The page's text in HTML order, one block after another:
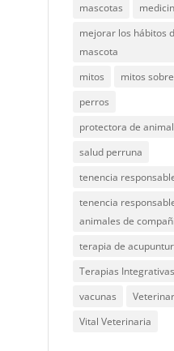
mascotas
mejorar los hábitos
mascota
mitos
mitos
perros
protectora de
salud perruna
tenencia
tenencia
animales de
terapia de
Terapias Integrativas
vacunas
Vital Veterinaria